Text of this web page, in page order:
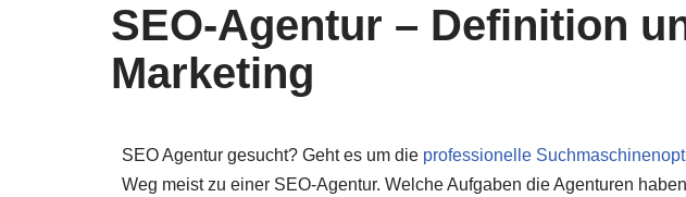
SEO-Agentur – Definition
Marketing
SEO Agentur gesucht? Geht es um die professionelle
Weg meist zu einer SEO-Agentur. Welche Aufgaben die Agenturen